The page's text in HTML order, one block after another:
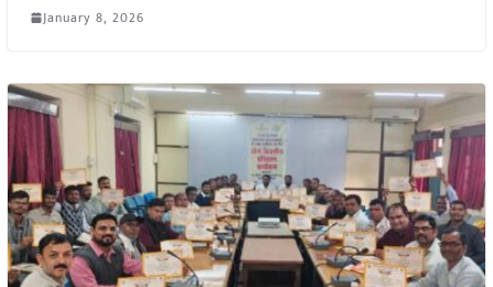
January 8, 2026